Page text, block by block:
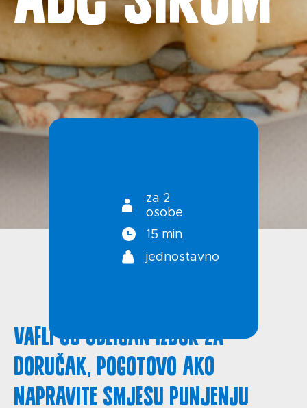
Kontakt
Uvjeti korištenja
za 2
osobe
15 min
jednostavno
Vafli su odličan izbor za
doručak, pogotovo ako
napravite smjesu punjenju